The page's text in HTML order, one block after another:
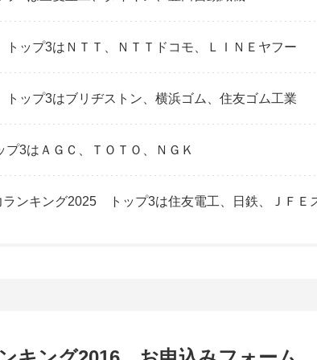
ップ3はＮＴＴ、ＮＴＴドコモ、ＬＩＮＥヤフー
ップ3はブリヂストン、横浜ゴム、住友ゴム工業
3はＡＧＣ、ＴＯＴＯ、ＮＧＫ
ランキング2025 トップ3は住友電工、日鉄、ＪＦＥ